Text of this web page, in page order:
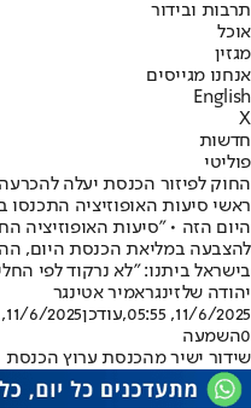
תרבות ובידור
אוכל
מגזין
אנחנו מגייסים
English
X
חדשות
פוליטי
החוק לפיזור הכנסת יעלה
היום הזה • "סיעות האופוזיציה
להצבעה במליאת הכנסת היום,
בישראל ביתנו: "לא נרקוד לפי
יהודה שלזינגראמיר אטינגר
11/6/2025, 05:55
,עודכן11/6/2025, 11:54
0השמעה
שידור ישיר מהכנסת ערוץ הכנסת